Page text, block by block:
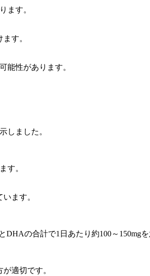
ます。
す。
能性があります。
しました。
す。
ます。
DHAの合計で1日あたり約100～150mg
適切です。